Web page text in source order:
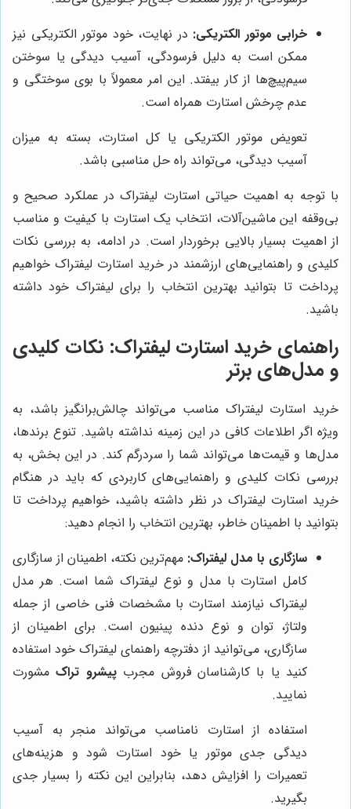
خرابی موتور الکتریکی: در نهایت، خود موتور الکتریکی نیز
ممکن است به دلیل فرسودگی، آسیب دیدگی یا سوختن
سیم‌پیچ‌ها از کار بیفتد. این امر معمولاً با بوی سوختگی و
عدم چرخش استارت همراه است.
تعویض موتور الکتریکی یا کل استارت، بسته به میزان
آسیب دیدگی، می‌تواند راه حل مناسبی باشد.
با توجه به اهمیت حیاتی استارت لیفتراک در عملکرد صحیح و
بی‌وقفه این ماشین‌آلات، انتخاب یک استارت با کیفیت و مناسب
از اهمیت بسیار بالایی برخوردار است. در ادامه، به بررسی نکات
کلیدی و راهنمایی‌های ارزشمند در خرید استارت لیفتراک خواهیم
پرداخت تا بتوانید بهترین انتخاب را برای لیفتراک خود داشته
باشید.
راهنمای خرید استارت لیفتراک: نکات کلیدی
و مدل‌های برتر
خرید استارت لیفتراک مناسب می‌تواند چالش‌برانگیز باشد، به
ویژه اگر اطلاعات کافی در این زمینه نداشته باشید. تنوع برندها،
مدل‌ها و قیمت‌ها می‌تواند شما را سردرگم کند. در این بخش، به
بررسی نکات کلیدی و راهنمایی‌های کاربردی که باید در هنگام
خرید استارت لیفتراک در نظر داشته باشید، خواهیم پرداخت تا
بتوانید با اطمینان خاطر، بهترین انتخاب را انجام دهید:
سازگاری با مدل لیفتراک: مهم‌ترین نکته، اطمینان از سازگاری
کامل استارت با مدل و نوع لیفتراک شما است. هر مدل
لیفتراک نیازمند استارت با مشخصات فنی خاصی از جمله
ولتاژ، توان و نوع دنده پینیون است. برای اطمینان از
سازگاری، می‌توانید از دفترچه راهنمای لیفتراک خود استفاده
کنید یا با کارشناسان فروش مجربپیشرو تراکمشورت
نمایید.
استفاده از استارت نامناسب می‌تواند منجر به آسیب
دیدگی جدی موتور یا خود استارت شود و هزینه‌های
تعمیرات را افزایش دهد، بنابراین این نکته را بسیار جدی
بگیرید.